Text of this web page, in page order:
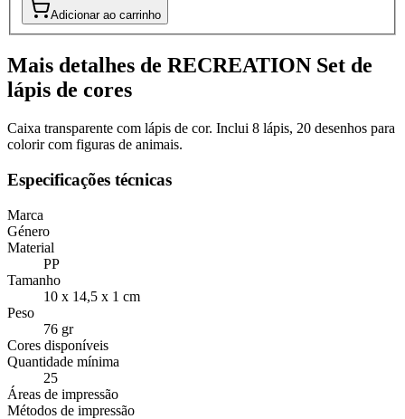
Adicionar ao carrinho
Mais detalhes de RECREATION Set de
lápis de cores
Caixa transparente com lápis de cor. Inclui 8 lápis, 20 desenhos para
colorir com figuras de animais.
Especificações técnicas
Marca
Género
Material
PP
Tamanho
10 x 14,5 x 1 cm
Peso
76 gr
Cores disponíveis
Quantidade mínima
25
Áreas de impressão
Métodos de impressão